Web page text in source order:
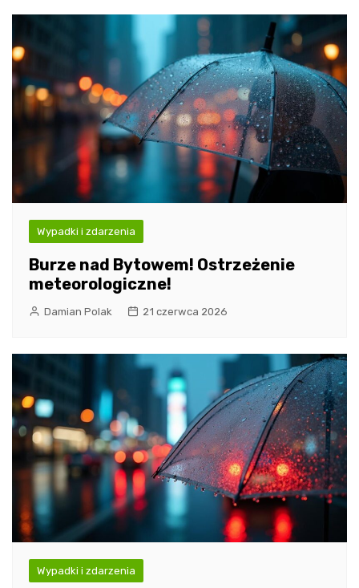
Wypadki i zdarzenia
Burze nad Bytowem! Ostrzeżenie
meteorologiczne!
Damian Polak 21 czerwca 2026
Wypadki i zdarzenia